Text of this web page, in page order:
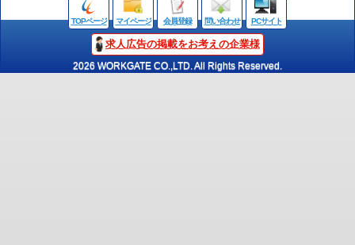
TOPページ マイページ 会員登録 問い合わせ PCサイト
求人広告の掲載をお考えの企業様
2026 WORKGATE CO.,LTD. All Rights Reserved.